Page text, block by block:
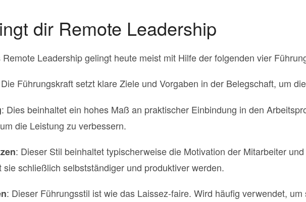
dir Remote Leadership
Leadership gelingt heute meist mit Hilfe der folgenden vier
Führungskraft setzt klare Ziele und Vorgaben in der Belegschaft, um
: Dies beinhaltet ein hohes Maß an praktischer Einbindung in den
die Leistung zu verbessern.
: Dieser Stil beinhaltet typischerweise die Motivation der Mitarbeiter
sie schließlich selbstständiger und produktiver werden.
: Dieser Führungsstil ist wie das Laissez-faire. Wird häufig verwendet,